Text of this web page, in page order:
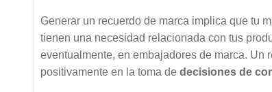
Generar un recuerdo de marca implica que tu
tienen una necesidad relacionada con tus
eventualmente, en embajadores de marca. Un
positivamente en la toma de decisiones de